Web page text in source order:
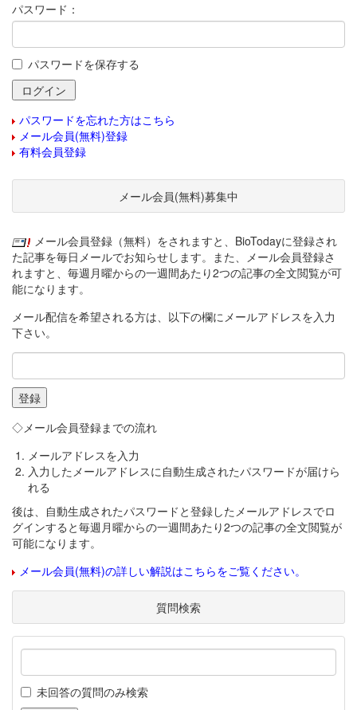
パスワード：
パスワードを保存する
パスワードを忘れた方はこちら
メール会員(無料)登録
有料会員登録
メール会員(無料)募集中
メール会員登録（無料）をされますと、BioTodayに登録され
た記事を毎日メールでお知らせします。また、メール会員登録さ
れますと、毎週月曜からの一週間あたり2つの記事の全文閲覧が可
能になります。
メール配信を希望される方は、以下の欄にメールアドレスを入力
下さい。
◇メール会員登録までの流れ
メールアドレスを入力
入力したメールアドレスに自動生成されたパスワードが届けら
れる
後は、自動生成されたパスワードと登録したメールアドレスでロ
グインすると毎週月曜からの一週間あたり2つの記事の全文閲覧が
可能になります。
メール会員(無料)の詳しい解説はこちらをご覧ください。
質問検索
未回答の質問のみ検索